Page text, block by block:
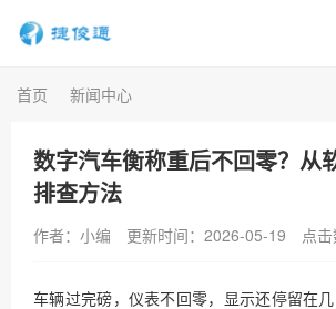
首页 新闻中心
数字汽车衡称重后不回零？从
排查方法
作者：小编 更新时间：2026-05-19 点击
车辆过完磅，仪表不回零，显示还停留在